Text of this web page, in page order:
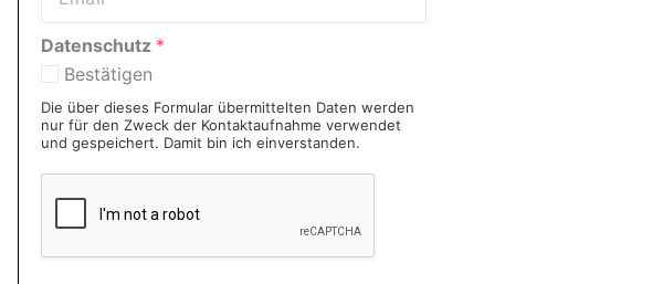
Datenschutz *
Bestätigen
Die über dieses Formular übermittelten Daten werden
nur für den Zweck der Kontaktaufnahme verwendet
und gespeichert. Damit bin ich einverstanden.